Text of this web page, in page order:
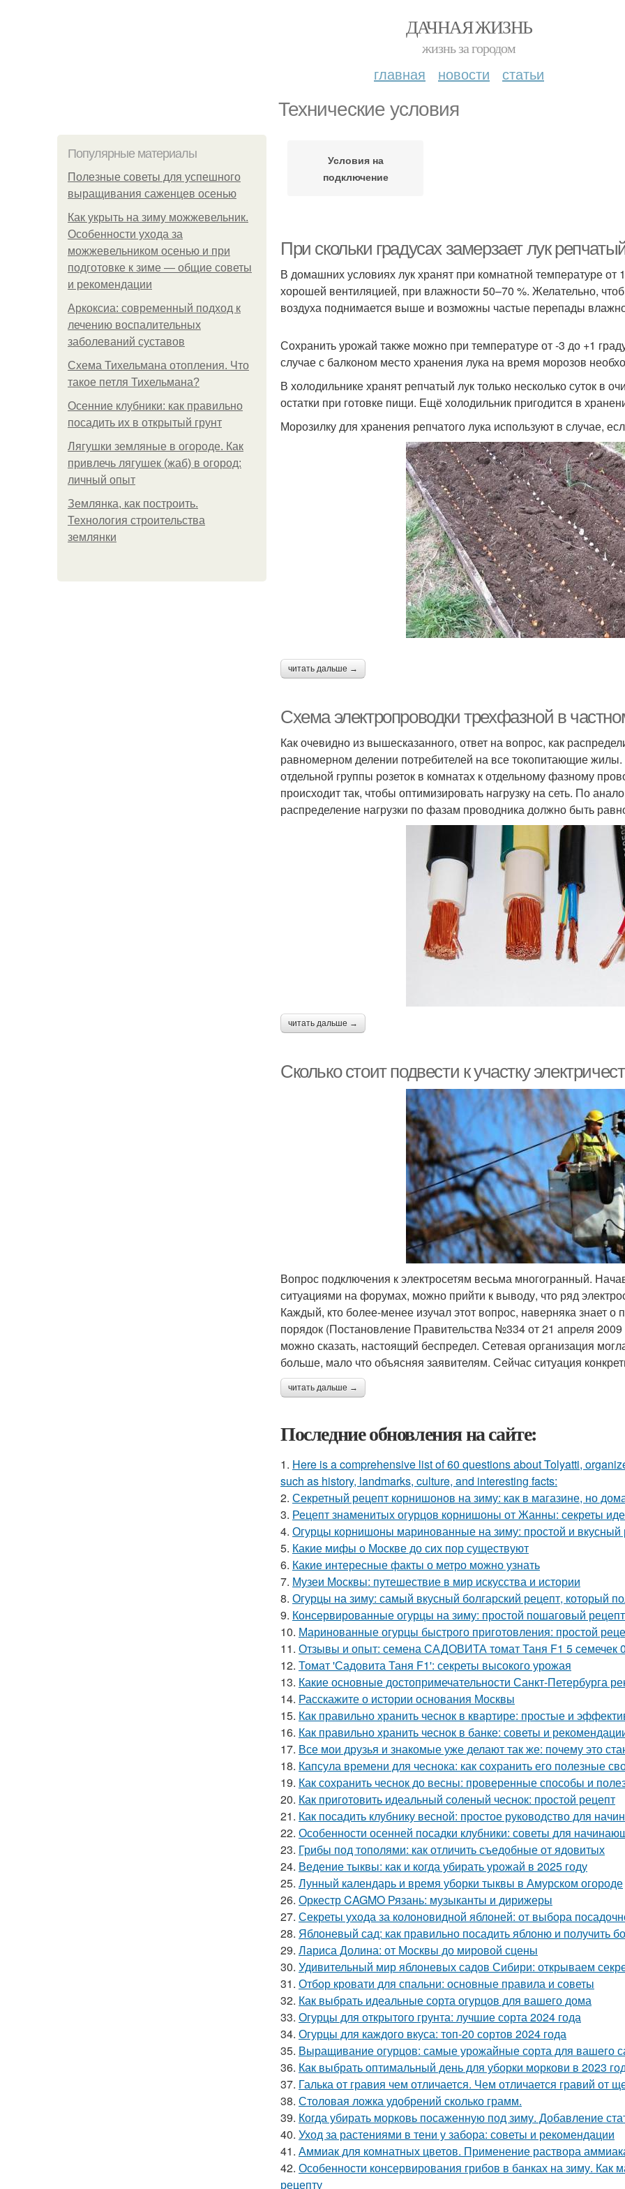
ДАЧНАЯ ЖИЗНЬ
жизнь за городом
главная новости статьи
Технические условия
Популярные материалы
Полезные советы для успешного
выращивания саженцев осенью
Как укрыть на зиму можжевельник.
Особенности ухода за
можжевельником осенью и при
подготовке к зиме — общие советы
и рекомендации
Аркоксиа: современный подход к
лечению воспалительных
заболеваний суставов
Схема Тихельмана отопления. Что
такое петля Тихельмана?
Осенние клубники: как правильно
посадить их в открытый грунт
Лягушки земляные в огороде. Как
привлечь лягушек (жаб) в огород:
личный опыт
Землянка, как построить.
Технология строительства
землянки
Условия на
подключение
При скольки градусах замерзает лук
В домашних условиях лук хранят при комнатной температуре от
хорошей вентиляцией, при влажности 50–70 %. Желательно,
воздуха поднимается выше и возможны частые перепады
Сохранить урожай также можно при температуре от -3 до +1
случае с балконом место хранения лука на время морозов
В холодильнике хранят репчатый лук только несколько суток в
остатки при готовке пищи. Ещё холодильник пригодится в
Морозилку для хранения репчатого лука используют в случае,
читать дальше →
Схема электропроводки трехфазной в
Как очевидно из вышесказанного, ответ на вопрос, как
равномерном делении потребителей на все токопитающие
отдельной группы розеток в комнатах к отдельному фазному
происходит так, чтобы оптимизировать нагрузку на сеть. По
распределение нагрузки по фазам проводника должно быть
читать дальше →
Сколько стоит подвести к участку
Вопрос подключения к электросетям весьма многогранный.
ситуациями на форумах, можно прийти к выводу, что ряд
Каждый, кто более-менее изучал этот вопрос, наверняка знает о
порядок (Постановление Правительства №334 от 21 апреля 2009
можно сказать, настоящий беспредел. Сетевая организация
больше, мало что объясняя заявителям. Сейчас ситуация
читать дальше →
Последние обновления на сайте:
1. Here is a comprehensive list of 60 questions about Tolyatti,
such as history, landmarks, culture, and interesting facts:
2. Секретный рецепт корнишонов на зиму: как в магазине, но
3. Рецепт знаменитых огурцов корнишоны от Жанны: секреты
4. Огурцы корнишоны маринованные на зиму: простой и вкусный
5. Какие мифы о Москве до сих пор существуют
6. Какие интересные факты о метро можно узнать
7. Музеи Москвы: путешествие в мир искусства и истории
8. Огурцы на зиму: самый вкусный болгарский рецепт, который
9. Консервированные огурцы на зиму: простой пошаговый
10. Маринованные огурцы быстрого приготовления: простой
11. Отзывы и опыт: семена САДОВИТА томат Таня F1 5 семечек
12. Томат 'Садовита Таня F1': секреты высокого урожая
13. Какие основные достопримечательности Санкт-Петербурга
14. Расскажите о истории основания Москвы
15. Как правильно хранить чеснок в квартире: простые и
16. Как правильно хранить чеснок в банке: советы и
17. Все мои друзья и знакомые уже делают так же: почему это
18. Капсула времени для чеснока: как сохранить его полезные
19. Как сохранить чеснок до весны: проверенные способы и
20. Как приготовить идеальный соленый чеснок: простой рецепт
21. Как посадить клубнику весной: простое руководство для
22. Особенности осенней посадки клубники: советы для
23. Грибы под тополями: как отличить съедобные от ядовитых
24. Ведение тыквы: как и когда убирать урожай в 2025 году
25. Лунный календарь и время уборки тыквы в Амурском огороде
26. Оркестр CAGMO Рязань: музыканты и дирижеры
27. Секреты ухода за колоновидной яблоней: от выбора
28. Яблоневый сад: как правильно посадить яблоню и получить
29. Лариса Долина: от Москвы до мировой сцены
30. Удивительный мир яблоневых садов Сибири: открываем
31. Отбор кровати для спальни: основные правила и советы
32. Как выбрать идеальные сорта огурцов для вашего дома
33. Огурцы для открытого грунта: лучшие сорта 2024 года
34. Огурцы для каждого вкуса: топ-20 сортов 2024 года
35. Выращивание огурцов: самые урожайные сорта для вашего
36. Как выбрать оптимальный день для уборки моркови в 2023
37. Галька от гравия чем отличается. Чем отличается гравий от
38. Столовая ложка удобрений сколько грамм.
39. Когда убирать морковь посаженную под зиму. Добавление
40. Уход за растениями в тени у забора: советы и рекомендации
41. Аммиак для комнатных цветов. Применение раствора
42. Особенности консервирования грибов в банках на зиму. Как
рецепту